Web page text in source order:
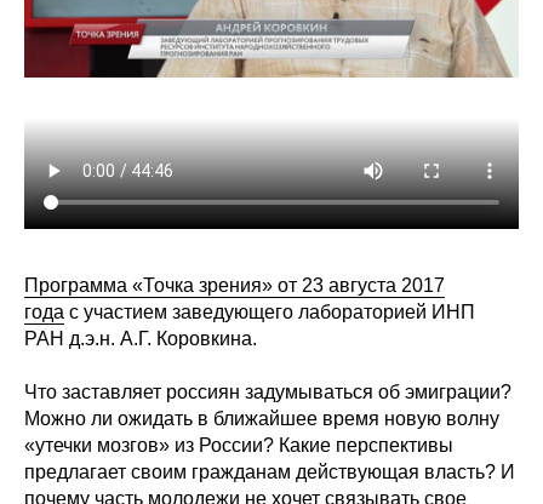
Информация для авторов
Стандарты оформления
Научные труды
Выпуски
Редакционная этика
Информация для авторов
Программа «Точка зрения» от 23 августа 2017
года с участием заведующего лабораторией ИНП
РАН д.э.н. А.Г. Коровкина.
Что заставляет россиян задумываться об эмиграции?
Можно ли ожидать в ближайшее время новую волну
«утечки мозгов» из России? Какие перспективы
предлагает своим гражданам действующая власть? И
почему часть молодежи не хочет связывать свое